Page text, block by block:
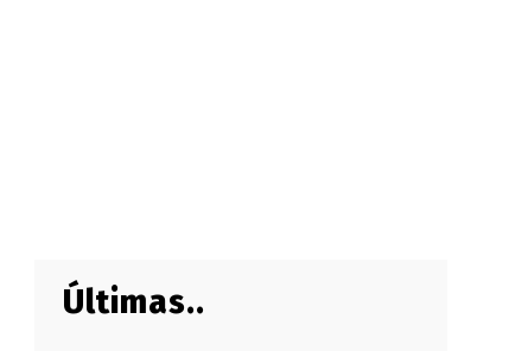
Últimas..